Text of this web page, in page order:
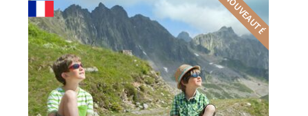
NOUVEAUTÉ